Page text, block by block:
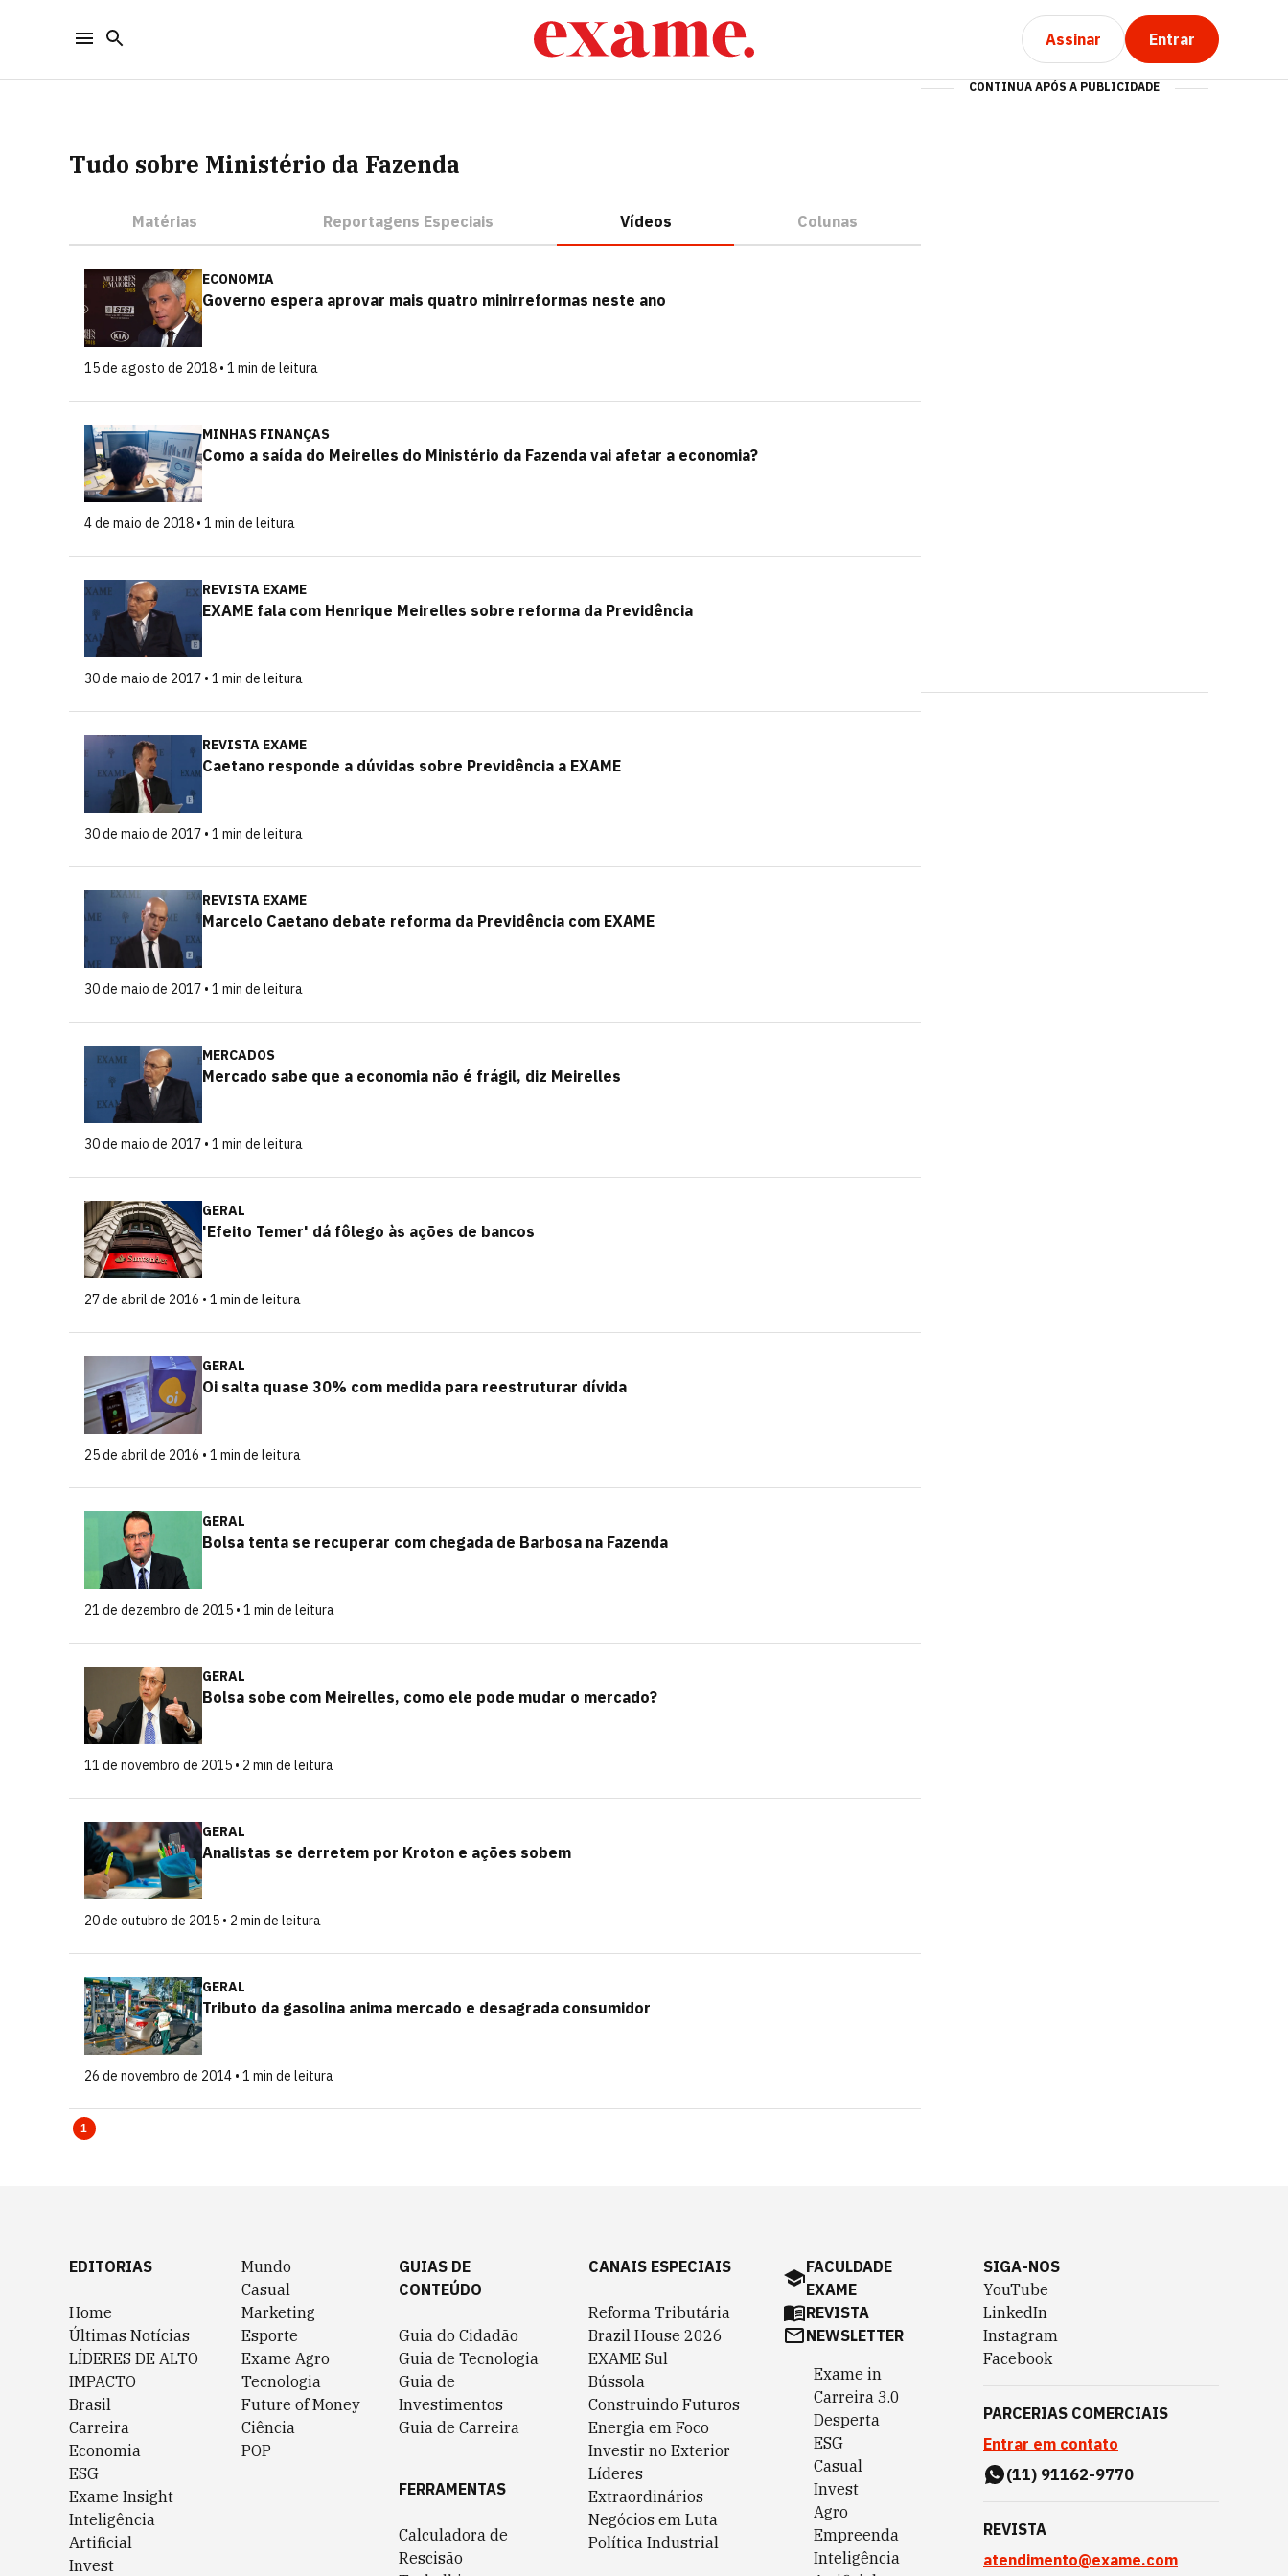
Assinar Entrar
Tudo sobre Ministério da Fazenda
Matérias Reportagens Especiais Vídeos Colunas
ECONOMIA
Governo espera aprovar mais quatro minirreformas neste ano
15 de agosto de 2018 • 1 min de leitura
MINHAS FINANÇAS
Como a saída do Meirelles do Ministério da Fazenda vai afetar a economia?
4 de maio de 2018 • 1 min de leitura
REVISTA EXAME
EXAME fala com Henrique Meirelles sobre reforma da Previdência
30 de maio de 2017 • 1 min de leitura
REVISTA EXAME
Caetano responde a dúvidas sobre Previdência a EXAME
30 de maio de 2017 • 1 min de leitura
REVISTA EXAME
Marcelo Caetano debate reforma da Previdência com EXAME
30 de maio de 2017 • 1 min de leitura
MERCADOS
Mercado sabe que a economia não é frágil, diz Meirelles
30 de maio de 2017 • 1 min de leitura
GERAL
'Efeito Temer' dá fôlego às ações de bancos
27 de abril de 2016 • 1 min de leitura
GERAL
Oi salta quase 30% com medida para reestruturar dívida
25 de abril de 2016 • 1 min de leitura
GERAL
Bolsa tenta se recuperar com chegada de Barbosa na Fazenda
21 de dezembro de 2015 • 1 min de leitura
GERAL
Bolsa sobe com Meirelles, como ele pode mudar o mercado?
11 de novembro de 2015 • 2 min de leitura
GERAL
Analistas se derretem por Kroton e ações sobem
20 de outubro de 2015 • 2 min de leitura
GERAL
Tributo da gasolina anima mercado e desagrada consumidor
26 de novembro de 2014 • 1 min de leitura
CONTINUA APÓS A PUBLICIDADE
1
EDITORIAS
Home
Últimas Notícias
LÍDERES DE ALTO
IMPACTO
Brasil
Carreira
Economia
ESG
Exame Insight
Inteligência
Artificial
Invest
Mundo
Casual
Marketing
Esporte
Exame Agro
Tecnologia
Future of Money
Ciência
POP
GUIAS DE
CONTEÚDO
Guia do Cidadão
Guia de Tecnologia
Guia de
Investimentos
Guia de Carreira
FERRAMENTAS
Calculadora de
Rescisão
CANAIS ESPECIAIS
Reforma Tributária
Brazil House 2026
EXAME Sul
Bússola
Construindo Futuros
Energia em Foco
Investir no Exterior
Líderes
Extraordinários
Negócios em Luta
Política Industrial
FACULDADE
EXAME
REVISTA
NEWSLETTER
Exame in
Carreira 3.0
Desperta
ESG
Casual
Invest
Agro
Empreenda
Inteligência
SIGA-NOS
YouTube
LinkedIn
Instagram
Facebook
PARCERIAS COMERCIAIS
Entrar em contato
(11) 91162-9770
REVISTA
atendimento@exame.com